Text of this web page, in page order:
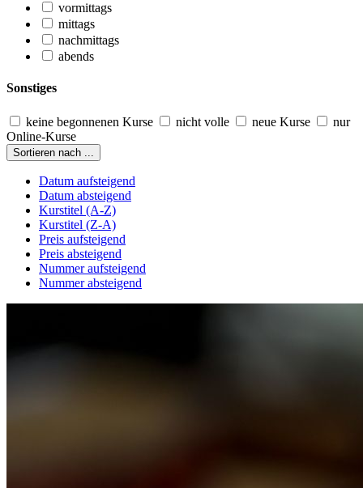
vormittags
mittags
nachmittags
abends
Sonstiges
keine begonnenen Kurse nicht volle neue Kurse
nur
Online-Kurse
Sortieren nach ...
Datum aufsteigend
Datum absteigend
Kurstitel (A-Z)
Kurstitel (Z-A)
Preis aufsteigend
Preis absteigend
Nummer aufsteigend
Nummer absteigend